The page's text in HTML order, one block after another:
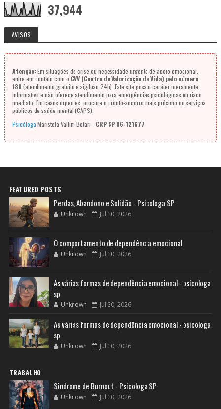
37,944
AVISOS
Atenção: Em situações de crise ou necessidade urgente de apoio emocional,
entre em contato com o CVV (Centro de Valorização da Vida) pelo número
188 (atendimento gratuito e sigiloso 24h). Este site possui caráter meramente
informativo e não oferece atendimento para emergências psicológicas ou risco
imediato. Em casos urgentes, procure o pronto-socorro mais próximo ou serviços
públicos de saúde mental (CAPS).
Psicóloga Maristela Vallim Botari - CRP SP 06-121677
FEATURED POSTS
Perdas, Abandono e Solidão - Psicologa SP
Unknown Jul 30, 2026
O comportamento de dependência emocional
Unknown Jul 30, 2026
As várias formas de dependência emocional - psicologa
sp
Unknown Jul 30, 2026
As várias formas de dependência emocional - psicologa
sp
Unknown Jul 30, 2026
TRABALHO
Sindrome de Burnout - Psicologa SP
Unknown Jul 30, 2026